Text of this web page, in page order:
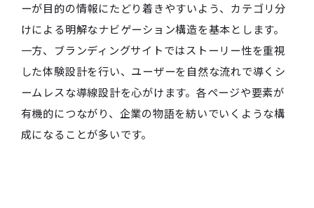
ーが目的の情報にたどり着きやすいよう、カテゴリ分
けによる明解なナビゲーション構造を基本とします。
一方、ブランディングサイトではストーリー性を重視
した体験設計を行い、ユーザーを自然な流れで導くシ
ームレスな導線設計を心がけます。各ページや要素が
有機的につながり、企業の物語を紡いでいくような構
成になることが多いです。